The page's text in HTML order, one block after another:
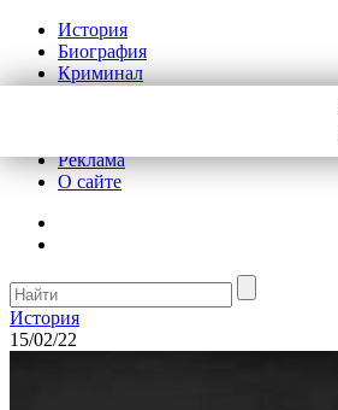
История
Биография
Криминал
Реклама
О сайте
История
15/02/22